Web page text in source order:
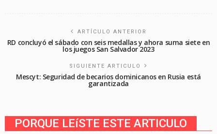
ARTÍCULO ANTERIOR
RD concluyó el sábado con seis medallas y ahora suma siete en
los juegos San Salvador 2023
SIGUIENTE ARTICULO
Mescyt: Seguridad de becarios dominicanos en Rusia está
garantizada
PORQUE LEíSTE ESTE ARTICULO